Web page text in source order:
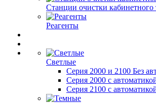
Станции очистки кабинетного
Реагенты
Светлые
Серия 2000 и 2100 Без
Серия 2000 с
Серия 2100 с